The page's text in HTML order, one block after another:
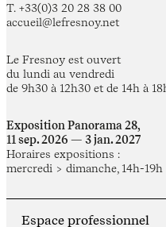
T. +33(0)3 20 28 38 00
accueil@lefresnoy.net
Le Fresnoy est ouvert
du lundi au vendredi
de 9h30 à 12h30 et de 14h à
Exposition Panorama 28,
11 sep. 2026 — 3 jan. 2027
Horaires expositions :
mercredi > dimanche, 14h-19h